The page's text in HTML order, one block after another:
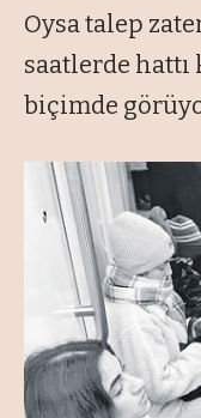
Oysa talep
saatlerde
biçimde